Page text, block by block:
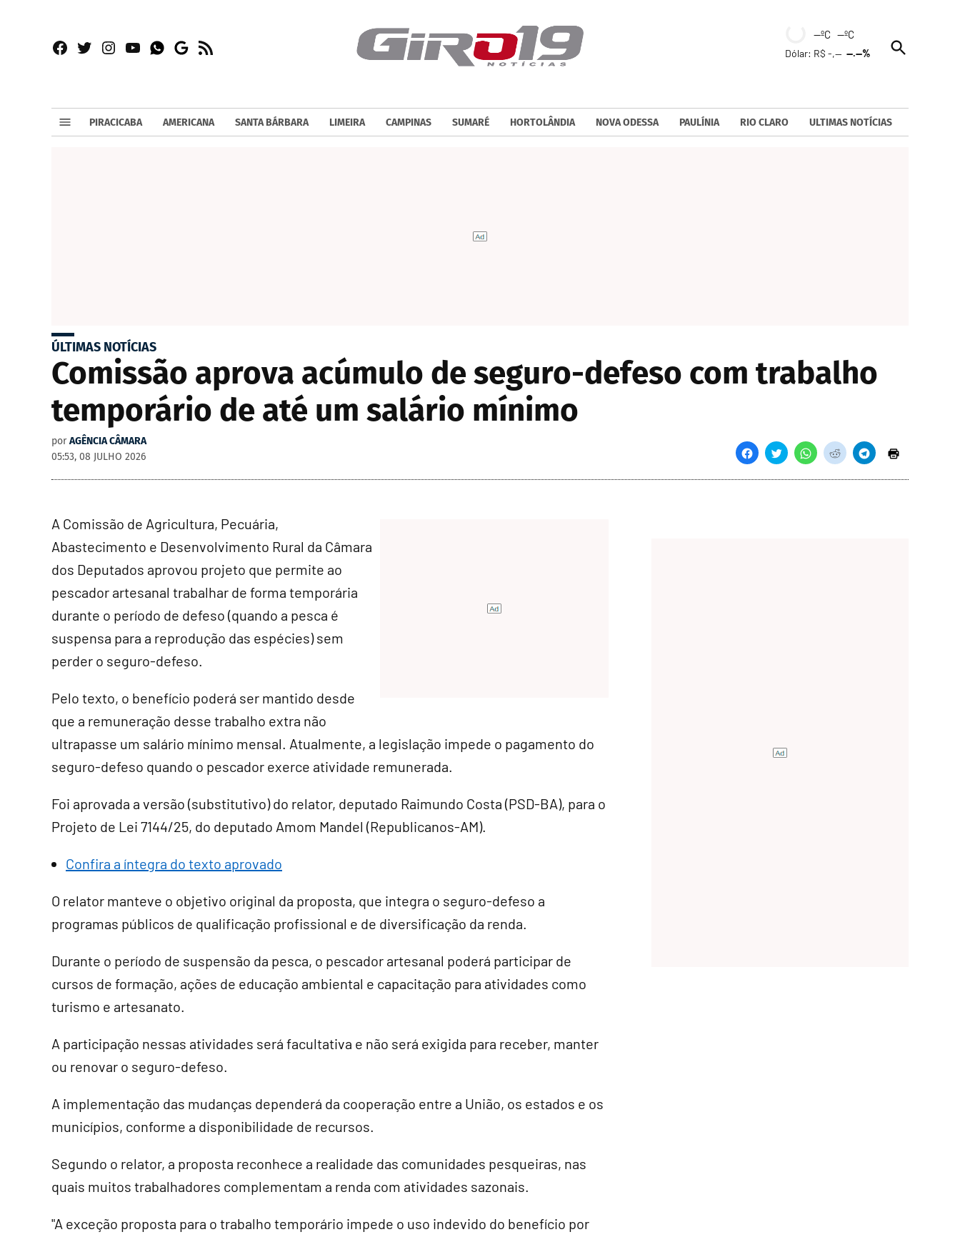
Facebook
TwitterInstagram
YouTubeWhatsapp
Google
RSS
--ºC --ºC
Dólar: R$ -,----.--%
Open
Search
PIRACICABA AMERICANA SANTA BÁRBARA LIMEIRA CAMPINAS SUMARÉ HORTOLÂNDIA NOVA ODESSA PAULÍNIA RIO CLARO ULTIMAS NOTÍCIAS
ÚLTIMAS NOTÍCIAS
Comissão aprova acúmulo de seguro-defeso com trabalho
temporário de até um salário mínimo
por AGÊNCIA CÂMARA
05:53, 08 JULHO 2026
A Comissão de Agricultura, Pecuária,
Abastecimento e Desenvolvimento Rural da Câmara
dos Deputados aprovou projeto que permite ao
pescador artesanal trabalhar de forma temporária
durante o período de defeso (quando a pesca é
suspensa para a reprodução das espécies) sem
perder o seguro-defeso.
Pelo texto, o benefício poderá ser mantido desde
que a remuneração desse trabalho extra não
ultrapasse um salário mínimo mensal. Atualmente, a legislação impede o pagamento do
seguro-defeso quando o pescador exerce atividade remunerada.
Foi aprovada a versão (substitutivo) do relator, deputado Raimundo Costa (PSD-BA), para o
Projeto de Lei 7144/25, do deputado Amom Mandel (Republicanos-AM).
Confira a íntegra do texto aprovado
O relator manteve o objetivo original da proposta, que integra o seguro-defeso a
programas públicos de qualificação profissional e de diversificação da renda.
Durante o período de suspensão da pesca, o pescador artesanal poderá participar de
cursos de formação, ações de educação ambiental e capacitação para atividades como
turismo e artesanato.
A participação nessas atividades será facultativa e não será exigida para receber, manter
ou renovar o seguro-defeso.
A implementação das mudanças dependerá da cooperação entre a União, os estados e os
municípios, conforme a disponibilidade de recursos.
Segundo o relator, a proposta reconhece a realidade das comunidades pesqueiras, nas
quais muitos trabalhadores complementam a renda com atividades sazonais.
"A exceção proposta para o trabalho temporário impede o uso indevido do benefício por